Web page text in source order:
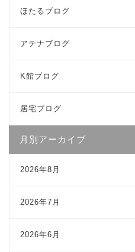
ほたるブログ
アテナブログ
K館ブログ
居宅ブログ
月別アーカイブ
2026年8月
2026年7月
2026年6月